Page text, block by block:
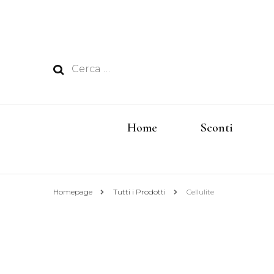
Ricerca
Home Sconti
Homepage Tutti i Prodotti Cellulite